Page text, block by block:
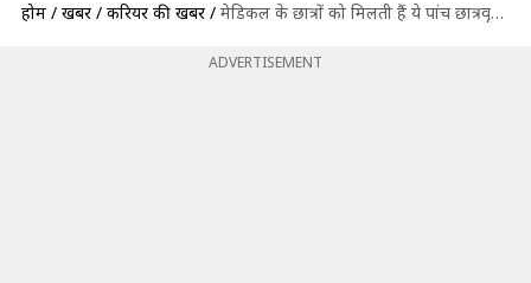
होम / खबरें / करियर की खबरें / मेडिकल के छात्रों को मिलती हैं ये पांच छात्रवृत्तियां, यहां से जानें
ADVERTISEMENT